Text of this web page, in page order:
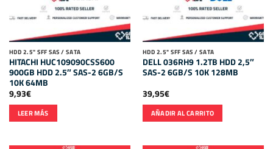
HDD 2.5" SFF SAS / SATA
HITACHI HUC109090CSS600
900GB HDD 2.5″ SAS-2 6GB/S
10K 64MB
9,93€
LEER MÁS
HDD 2.5" SFF SAS / SATA
DELL 036RH9 1.2TB HDD 2,5″
SAS-2 6GB/S 10K 128MB
39,95€
AÑADIR AL CARRITO